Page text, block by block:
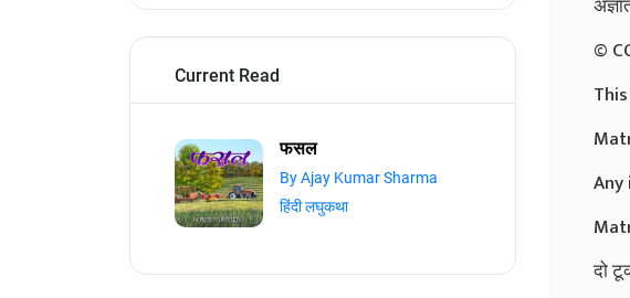
Current Read
फसल
By Ajay Kumar Sharma
हिंदी लघुकथा
©
दो